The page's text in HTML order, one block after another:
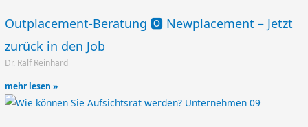
Outplacement-Beratung 🅾️ Newplacement – Jetzt
zurück in den Job
Dr. Ralf Reinhard
mehr lesen »